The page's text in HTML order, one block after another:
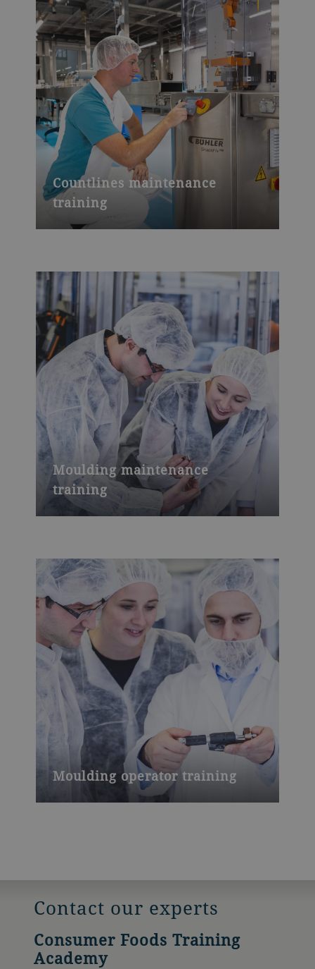
Countlines maintenance
training
Moulding maintenance
training
Moulding operator training
Contact our experts
Consumer Foods Training
Academy